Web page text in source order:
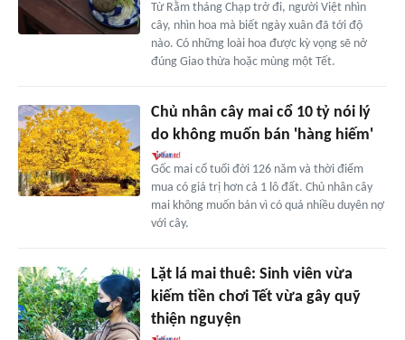
Từ Rằm tháng Chạp trở đi, người Việt nhìn
cây, nhìn hoa mà biết ngày xuân đã tới độ
nào. Có những loài hoa được kỳ vọng sẽ nở
đúng Giao thừa hoặc mùng một Tết.
Chủ nhân cây mai cổ 10 tỷ nói lý
do không muốn bán 'hàng hiếm'
Gốc mai cổ tuổi đời 126 năm và thời điểm
mua có giá trị hơn cả 1 lô đất. Chủ nhân cây
mai không muốn bán vì có quá nhiều duyên nợ
với cây.
Lặt lá mai thuê: Sinh viên vừa
kiếm tiền chơi Tết vừa gây quỹ
thiện nguyện